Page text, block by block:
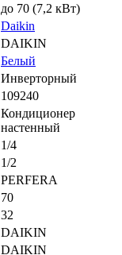
до 70 (7,2 кВт)
Daikin
DAIKIN
Белый
Инверторный
109240
Кондиционер
настенный
1/4
1/2
PERFERA
70
32
DAIKIN
DAIKIN